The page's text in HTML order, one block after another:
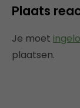
Plaats
Je moet
plaatsen.